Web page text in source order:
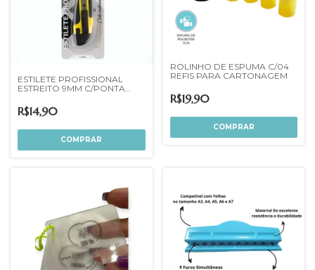
ESTILETE PROFISSIONAL
ESTREITO 9MM C/PONTA
R$14,90
ROLINHO DE ESPUMA C/04
REFIS PARA CARTONAGEM
R$19,90